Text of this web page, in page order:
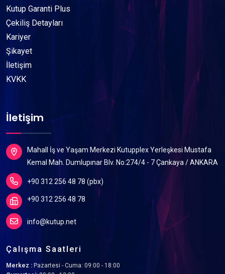
Kutup Garanti Plus
Çekiliş Detayları
Kariyer
Şikayet
İletişim
KVKK
İletişim
Mahall İş ve Yaşam Merkezi Kutupplex Yerleşkesi Mustafa
Kemal Mah. Dumlupınar Blv. No:274/4 - 7 Çankaya / ANKARA
+90 312 256 48 78 (pbx)
+90 312 256 48 78
info@kutup.net
Çalışma Saatleri
Merkez : Pazartesi - Cuma: 09:00 - 18:00